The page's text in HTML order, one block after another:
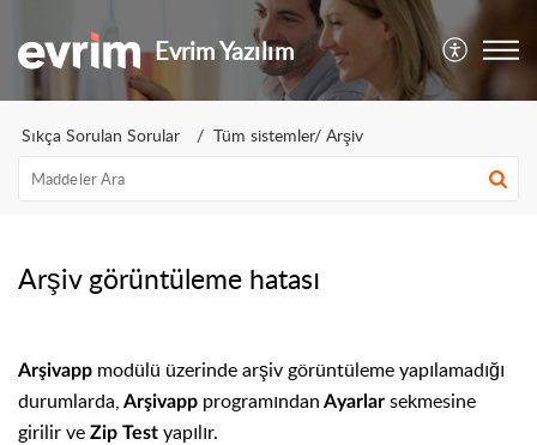
Evrim Yazılım
Sıkça Sorulan Sorular Tüm sistemler/ Arşiv
Arşiv görüntüleme hatası
Arşivapp modülü üzerinde arşiv görüntüleme yapılamadığı
durumlarda, Arşivapp programından Ayarlar sekmesine
girilir ve Zip Test yapılır.